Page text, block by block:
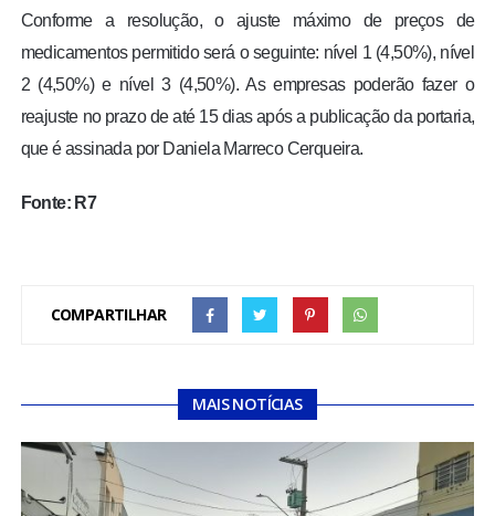
Conforme a resolução, o ajuste máximo de preços de
medicamentos permitido será o seguinte: nível 1 (4,50%), nível
2 (4,50%) e nível 3 (4,50%). As empresas poderão fazer o
reajuste no prazo de até 15 dias após a publicação da portaria,
que é assinada por Daniela Marreco Cerqueira.
Fonte: R7
COMPARTILHAR
MAIS NOTÍCIAS